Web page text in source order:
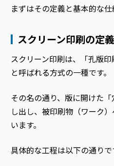
まずはその定義と基本的な
スクリーン印刷の定
スクリーン印刷は、「孔版印
と呼ばれる方式の一種です。
その名の通り、版に開けた
し出し、被印刷物（ワーク
います。
具体的な工程は以下の通りで